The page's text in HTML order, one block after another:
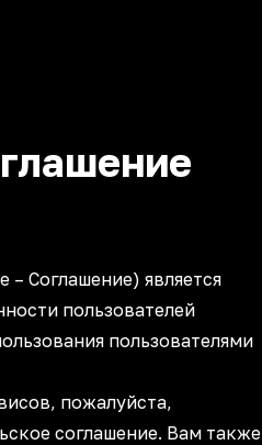
– Соглашение) является
пользователей
пользователями
пожалуйста,
соглашение. Вам также